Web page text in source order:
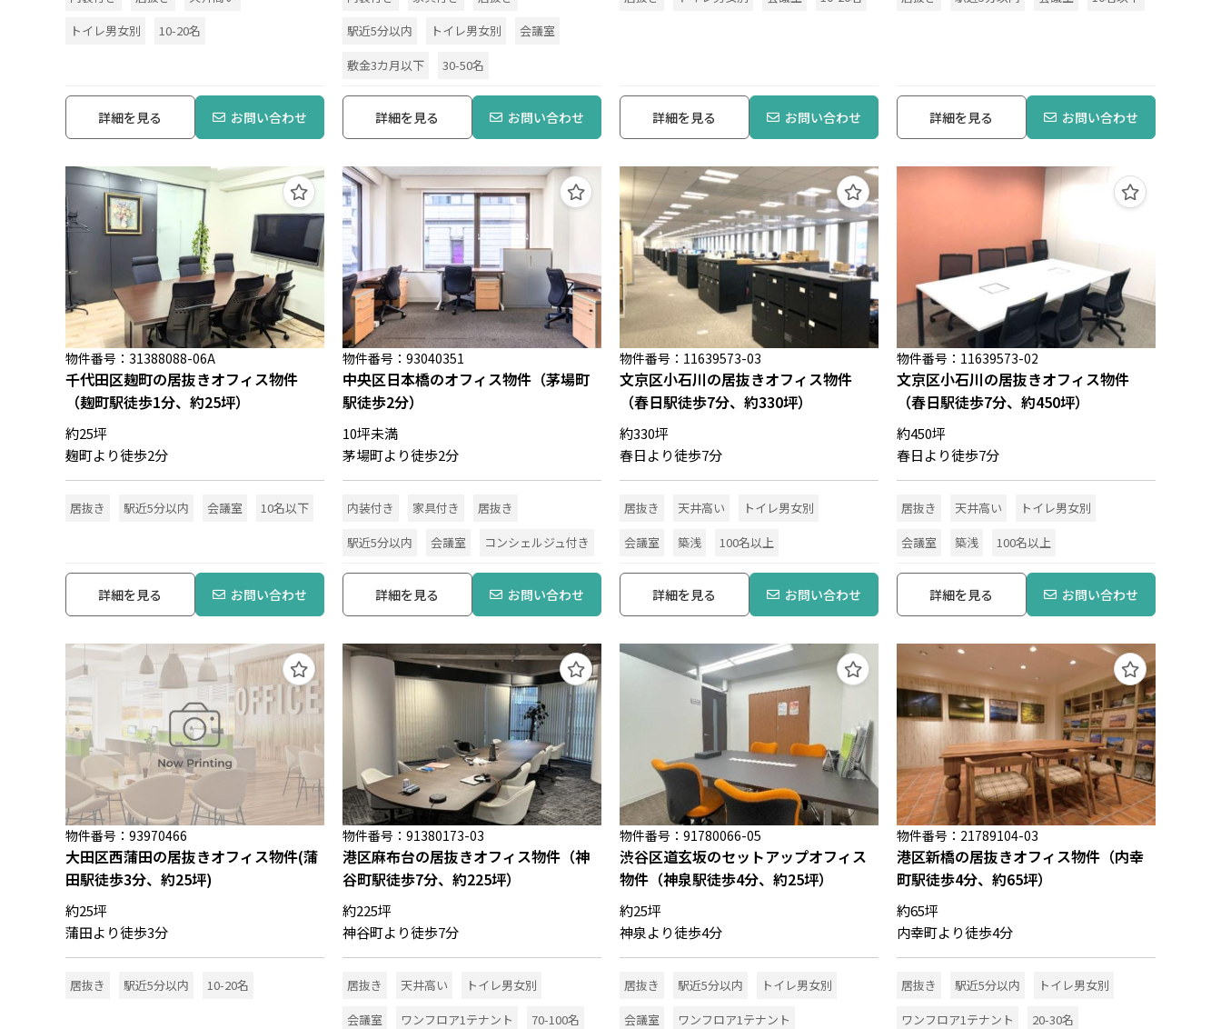
トイレ男女別
10-20名
詳細を見る お問い合わせ
駅近5分以内
トイレ男女別
会議室
敷金3カ月以下
30-50名
詳細を見る お問い合わせ 詳細を見る お問い合わせ 詳細を見る お問い合わせ
物件番号：31388088-06A
千代田区麹町の居抜きオフィス物件
（麹町駅徒歩1分、約25坪）
約25坪
麹町より徒歩2分
居抜き 駅近5分以内 会議室 10名以下
詳細を見る お問い合わせ
物件番号：93040351
中央区日本橋のオフィス物件（茅場町
駅徒歩2分）
10坪未満
茅場町より徒歩2分
内装付き 家具付き
居抜き
駅近5分以内
会議室 コンシェルジュ付き
詳細を見る お問い合わせ
物件番号：11639573-03
文京区小石川の居抜きオフィス物件
（春日駅徒歩7分、約330坪）
約330坪
春日より徒歩7分
居抜き 天井高い
トイレ男女別
会議室
築浅 100名以上
詳細を見る お問い合わせ
物件番号：11639573-02
文京区小石川の居抜きオフィス物件
（春日駅徒歩7分、約450坪）
約450坪
春日より徒歩7分
居抜き 天井高い
トイレ男女別
会議室
築浅 100名以上
詳細を見る お問い合わせ
物件番号：93970466
大田区西蒲田の居抜きオフィス物件(蒲
田駅徒歩3分、約25坪)
約25坪
蒲田より徒歩3分
居抜き 駅近5分以内 10-20名
物件番号：91380173-03
港区麻布台の居抜きオフィス物件（神
谷町駅徒歩7分、約225坪）
約225坪
神谷町より徒歩7分
居抜き 天井高い
トイレ男女別
会議室
ワンフロア1テナント 70-100名
物件番号：91780066-05
渋谷区道玄坂のセットアップオフィス
物件（神泉駅徒歩4分、約25坪）
約25坪
神泉より徒歩4分
居抜き 駅近5分以内
トイレ男女別
会議室
ワンフロア1テナント
物件番号：21789104-03
港区新橋の居抜きオフィス物件（内幸
町駅徒歩4分、約65坪）
約65坪
内幸町より徒歩4分
居抜き 駅近5分以内
トイレ男女別
ワンフロア1テナント
20-30名